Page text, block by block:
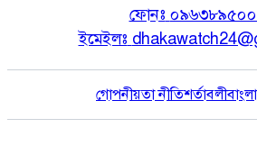
ফোনঃ
ইমেইলঃ
গোপনীয়তা নীতিশর্তাবলী